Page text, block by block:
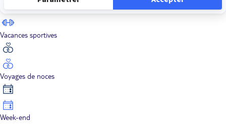
Vacances sportives
Voyages de noces
Week-end